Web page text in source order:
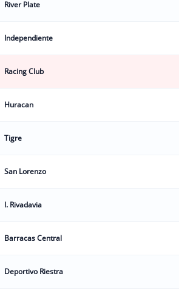
River Plate
Independiente
Racing Club
Huracan
Tigre
San Lorenzo
I. Rivadavia
Barracas Central
Deportivo Riestra